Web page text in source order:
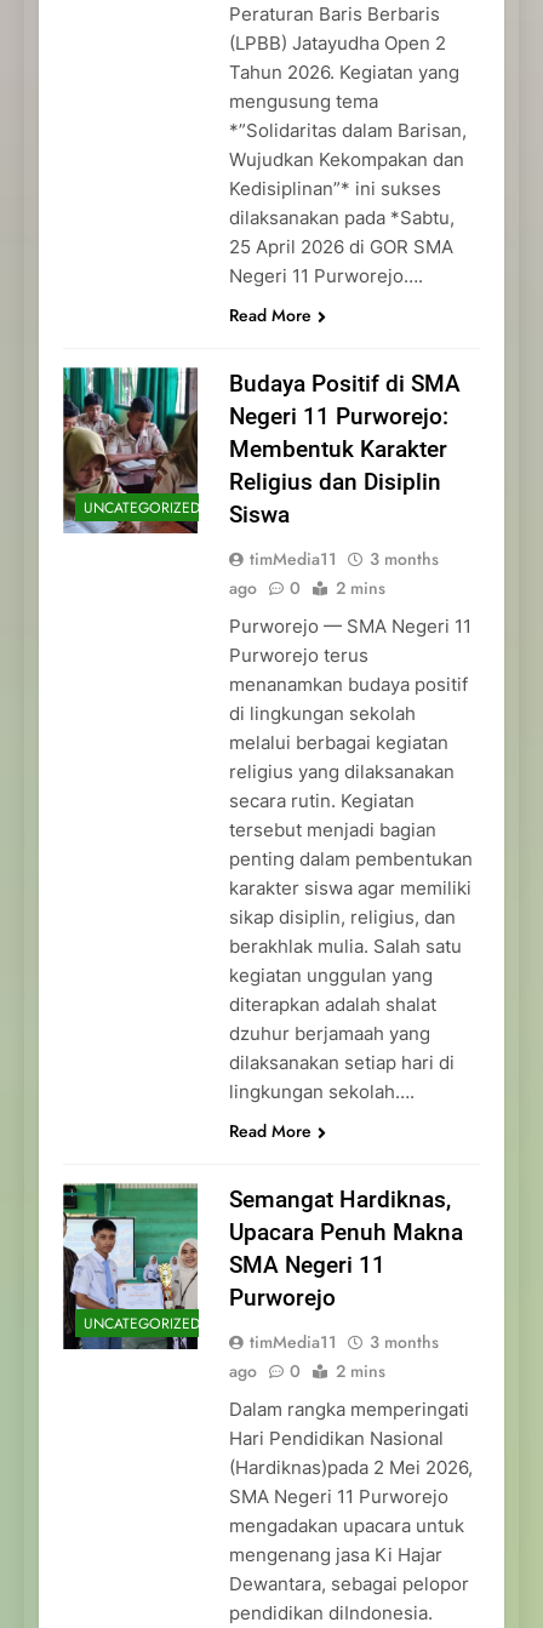
Peraturan Baris Berbaris
(LPBB) Jatayudha Open 2
Tahun 2026. Kegiatan yang
mengusung tema
*”Solidaritas dalam Barisan,
Wujudkan Kekompakan dan
Kedisiplinan”* ini sukses
dilaksanakan pada *Sabtu,
25 April 2026 di GOR SMA
Negeri 11 Purworejo….
Read More
UNCATEGORIZED
Budaya Positif di SMA
Negeri 11 Purworejo:
Membentuk Karakter
Religius dan Disiplin
Siswa
timMedia11
3 months
ago
0 2 mins
Purworejo — SMA Negeri 11
Purworejo terus
menanamkan budaya positif
di lingkungan sekolah
melalui berbagai kegiatan
religius yang dilaksanakan
secara rutin. Kegiatan
tersebut menjadi bagian
penting dalam pembentukan
karakter siswa agar memiliki
sikap disiplin, religius, dan
berakhlak mulia. Salah satu
kegiatan unggulan yang
diterapkan adalah shalat
dzuhur berjamaah yang
dilaksanakan setiap hari di
lingkungan sekolah….
Read More
UNCATEGORIZED
Semangat Hardiknas,
Upacara Penuh Makna
SMA Negeri 11
Purworejo
timMedia11
3 months
ago
0 2 mins
Dalam rangka memperingati
Hari Pendidikan Nasional
(Hardiknas)pada 2 Mei 2026,
SMA Negeri 11 Purworejo
mengadakan upacara untuk
mengenang jasa Ki Hajar
Dewantara, sebagai pelopor
pendidikan diIndonesia.